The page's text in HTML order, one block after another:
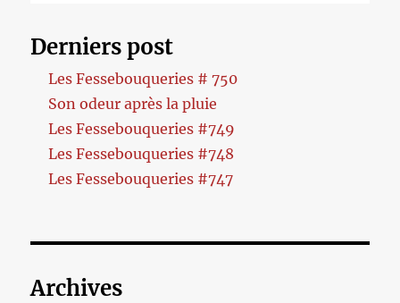
Derniers post
Les Fessebouqueries # 750
Son odeur après la pluie
Les Fessebouqueries #749
Les Fessebouqueries #748
Les Fessebouqueries #747
Archives